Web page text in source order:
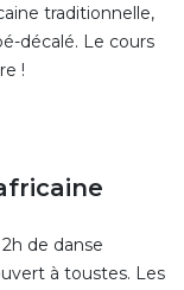
traditionnelle,
décalé. Le cours
!
de danse
à toustes. Les